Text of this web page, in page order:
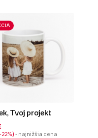
Tvoj projekt
-22% - najnižšia cena